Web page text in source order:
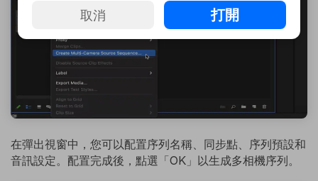
在彈出視窗中，您可以配置序列名稱、同步點、序列預設和
音訊設定。配置完成後，點選「OK」以生成多相機序列。
取消 打開